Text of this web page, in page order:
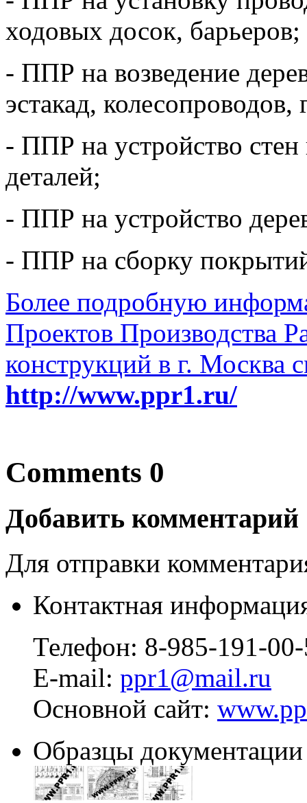
ходовых досок, барьеров;
- ППР на возведение
эстакад,
- ППР на устройство
деталей;
- ППР на устройство
- ППР на сборку
Более подробную
Проектов Производства
конструкций в г. Москва
http://www.ppr1.ru/
Comments 0
Добавить комментарий
Для отправки
Контактная
Телефон: 8-985-191-
E-mail: ppr1@mail.ru
Основной сайт:
Образцы документации